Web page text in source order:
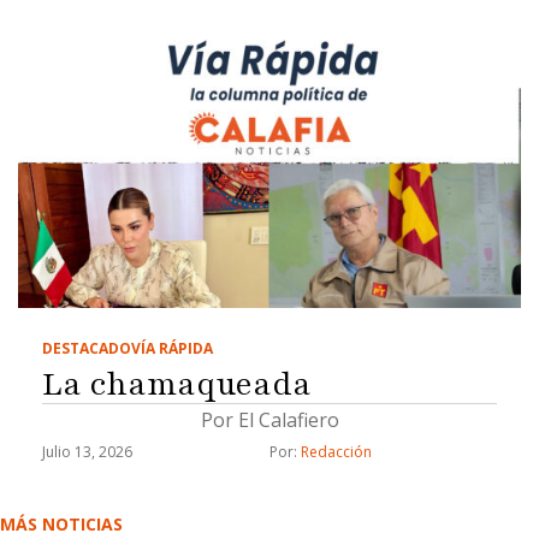
DESTACADOVÍA RÁPIDA
La chamaqueada
Por El Calafiero
Julio 13, 2026 Por: Redacción
MÁS NOTICIAS